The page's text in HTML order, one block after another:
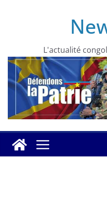
L'actualité